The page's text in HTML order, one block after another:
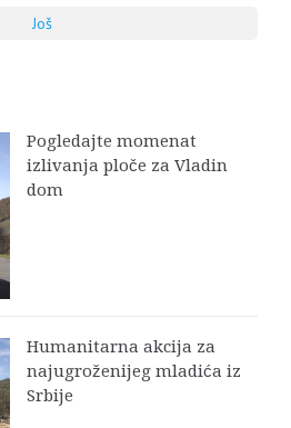
Još
Pogledajte momenat
izlivanja ploče za Vladin
dom
Humanitarna akcija za
najugroženijeg mladića iz
Srbije